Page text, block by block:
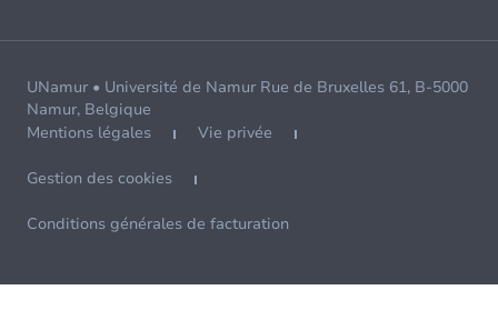
UNamur • Université de Namur Rue de Bruxelles 61, B-5000
Namur, Belgique
Mentions légales
Vie privée
Gestion des cookies
Conditions générales de facturation